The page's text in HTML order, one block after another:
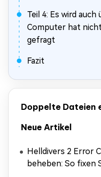
Teil 4: Es wird
Computer hat
gefragt
Fazit
Doppelte Dateien
Neue Artikel
Helldivers 2 Error
beheben: So fixen